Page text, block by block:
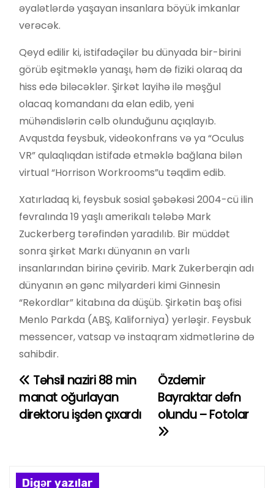
əyalətlərdə yaşayan insanlara böyük imkanlar
verəcək.
Qeyd edilir ki, istifadəçilər bu dünyada bir-birini
görüb eşitməklə yanaşı, həm də fiziki olaraq da
hiss edə biləcəklər. Şirkət layihə ilə məşğul
olacaq komandanı da elan edib, yeni
mühəndislərin cəlb olunduğunu açıqlayıb.
Avqustda feysbuk, videokonfrans və ya “Oculus
VR” qulaqlıqdan istifadə etməklə bağlana bilən
virtual “Horrison Workrooms”u təqdim edib.
Xatırladaq ki, feysbuk sosial şəbəkəsi 2004-cü ilin
fevralında 19 yaşlı amerikalı tələbə Mark
Zuckerberg tərəfindən yaradılıb. Bir müddət
sonra şirkət Markı dünyanın ən varlı
insanlarından birinə çevirib. Mark Zukerberqin adı
dünyanın ən gənc milyarderi kimi Ginnesin
“Rekordlar” kitabına da düşüb. Şirkətin baş ofisi
Menlo Parkda (ABŞ, Kaliforniya) yerləşir. Feysbuk
messencer, vatsap və instaqram xidmətlərinə də
sahibdir.
Y
a
Özdemir
Bayraktar dəfn
olundu – Fotolar
Təhsil naziri 88 min
manat oğurlayan
direktoru işdən çıxardı
Digər yazılar